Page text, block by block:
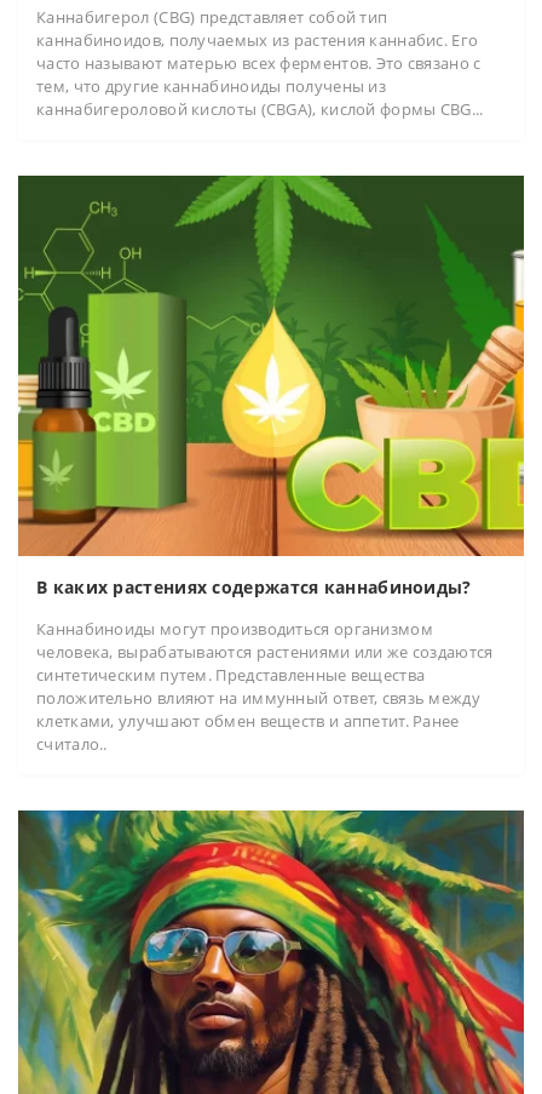
Каннабигерол (CBG) представляет собой тип
каннабиноидов, получаемых из растения каннабис. Его
часто называют матерью всех ферментов. Это связано с
тем, что другие каннабиноиды получены из
каннабигероловой кислоты (CBGA), кислой формы CBG...
В каких растениях содержатся каннабиноиды?
Каннабиноиды могут производиться организмом
человека, вырабатываются растениями или же создаются
синтетическим путем. Представленные вещества
положительно влияют на иммунный ответ, связь между
клетками, улучшают обмен веществ и аппетит. Ранее
считало..